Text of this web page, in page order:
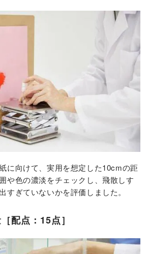
に向けて、実用を想定した10cmの距
や色の濃淡をチェックし、飛散しす
すぎていないかを評価しました。
配点：15点］